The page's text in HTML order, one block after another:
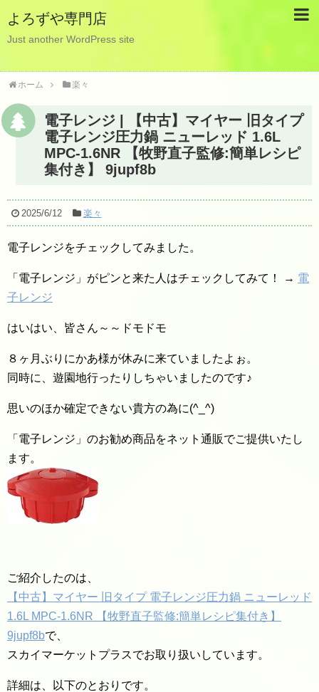
よろずや専門店
Just another WordPress site
ホーム 楽々
電子レンジ | 【中古】マイヤー 旧タイプ
電子レンジ圧力鍋 ニューレッド 1.6L
MPC-1.6NR 【牧野直子監修:簡単レシピ
集付き】 9jupf8b
2025/6/12 楽々
電子レンジをチェックしてみました。
「電子レンジ」がピンと来た人はチェックしてみて！ → 電
子レンジ
はいはい、皆さん～～ドモドモ
８ヶ月ぶりにかあ様が休みに来ていましたよぉ。
同時に、遊園地行ったりしちゃいましたのです♪
思いのほか確定できない貴方の為に(^_^)
「電子レンジ」のお勧め商品をネット通販でご提供いたし
ます。
ご紹介したのは、
【中古】マイヤー 旧タイプ 電子レンジ圧力鍋 ニューレッド
1.6L MPC-1.6NR 【牧野直子監修:簡単レシピ集付き】
9jupf8bで、
スカイマーケットプラスでお取り扱いしています。
詳細は、以下のとおりです。